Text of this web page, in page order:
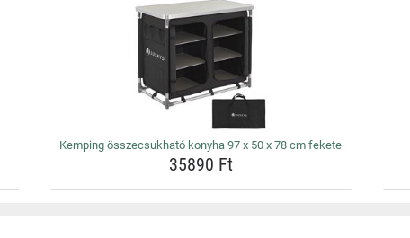
Kemping összecsukható konyha 97 x 50 x 78 cm fekete
35890 Ft